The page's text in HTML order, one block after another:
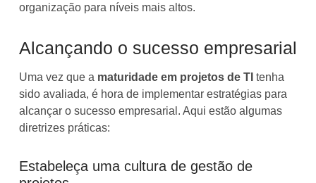
organização para níveis mais altos.
Alcançando o sucesso empresarial
Uma vez que a maturidade em projetos de TI tenha
sido avaliada, é hora de implementar estratégias para
alcançar o sucesso empresarial. Aqui estão algumas
diretrizes práticas:
Estabeleça uma cultura de gestão de